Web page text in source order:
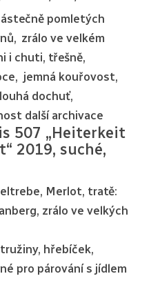
pomletých
zrálo ve velkém
i chuti, třešně,
jemná kouřovost,
dochuť,
další archivace
507 „Heiterkeit
2019, suché,
Merlot, tratě:
zrálo ve velkých
hřebíček,
pro párování s jídlem